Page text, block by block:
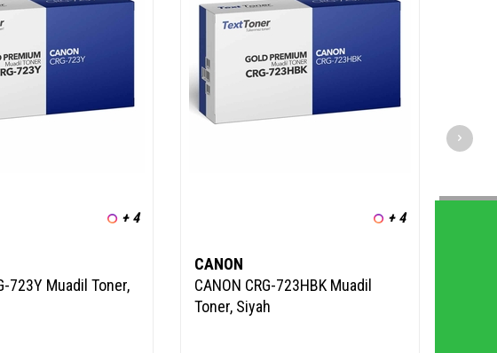
+ 4
723Y Muadil Toner,
+ 4
CANON
CANON CRG-723HBK Muadil
Toner, Siyah